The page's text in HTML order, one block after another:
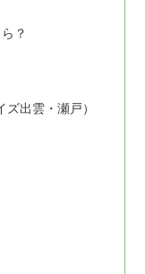
？
出雲・瀬戸）